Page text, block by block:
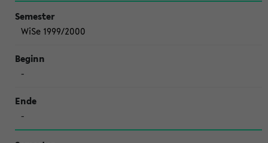
WiSe 1999/2000
-
-